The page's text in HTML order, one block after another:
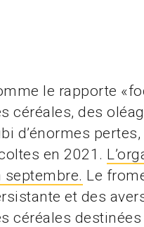
le rapporte
céréales, des
d’énormes
en 2021.
septembre. Le
et des
céréales